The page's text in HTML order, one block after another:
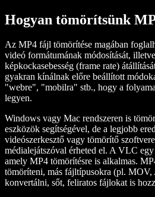
Hogyan tömörítsünk
Az MP4 fájl tömörítése magában
videó formátumának módosítását,
képkockasebesség (frame rate)
gyakran kínálnak előre beállított
"webre", "mobilra" stb., hogy a
legyen.
Windows vagy Mac rendszeren is
eszközök segítségével, de a legjobb
videószerkesztő vagy tömörítő
médialejátszóval érheted el. A VLC
amely MP4 tömörítésre is alkalmas.
tömöríteni, más fájltípusokra (pl.
konvertálni, sőt, feliratos fájlokat is